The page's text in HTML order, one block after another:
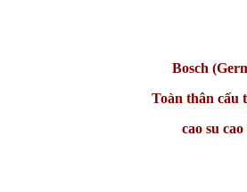
Bosch
Toàn thân cấu
cao su cao